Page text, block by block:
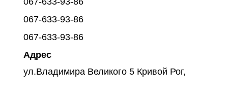
067-633-93-86
067-633-93-86
Адрес
ул.Владимира Великого 5 Кривой Рог,